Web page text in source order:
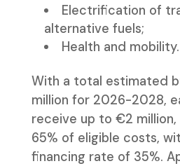
Electrification of
alternative fuels;
Health and mobility.
With a total estimated
million for 2026-2028,
receive up to €2
65% of eligible costs,
financing rate of 35%.